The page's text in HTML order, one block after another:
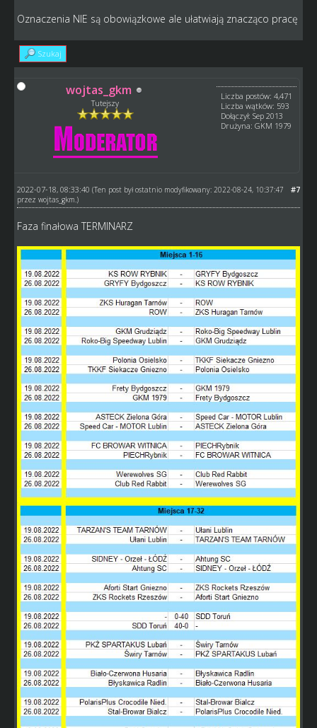
Oznaczenia NIE są obowiązkowe ale ułatwiają znacząco pracę
Szukaj
wojtas_gkm
Tutejszy
Liczba postów: 4,471
Liczba wątków: 593
Dołączył: Sep 2013
Drużyna: GKM 1979
#7
2022-07-18, 08:33:40 (Ten post był ostatnio modyfikowany: 2022-08-24, 10:37:47
przez wojtas_gkm.)
Faza finałowa TERMINARZ